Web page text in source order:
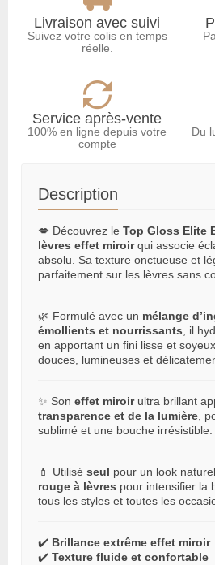
Livraison avec suivi
Suivez votre colis en temps
réelle.
Service après-vente
100% en ligne depuis votre
compte
Du
Description
💋 Découvrez le Top Gloss Elite
lèvres effet miroirqui associe
absolu. Sa texture onctueuse et
parfaitement sur les lèvres sans
🌿 Formulé avec un mélange
émollients et nourrissants, il
en apportant un fini lisse et
douces, lumineuses et
✨ Son effet miroirultra brillant
transparence et de la lumière,
sublimé et une bouche irrésistible.
💄 Utilisé seul pour un look
rouge à lèvres pour intensifier la
tous les styles et toutes les
✔️ Brillance extrême effet miroir
✔️ Texture fluide et confortable